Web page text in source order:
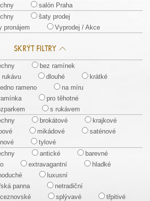
salón Praha
šaty prodej
pronájem
Vyprodej / Akce
SKRÝT FILTRY
bez ramínek
rukávu
dlouhé
krátké
rameno
na míru
pro těhotné
s rukávem
brokátové
krajkové
mikádové
saténové
tylové
antické
barevné
extravagantní
hladké
luxusní
panna
netradiční
splývavé třpitivé